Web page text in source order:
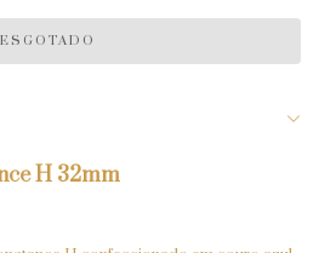
H 32mm